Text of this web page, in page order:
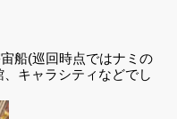
船(巡回時点ではナミの
キャラシティなどでし